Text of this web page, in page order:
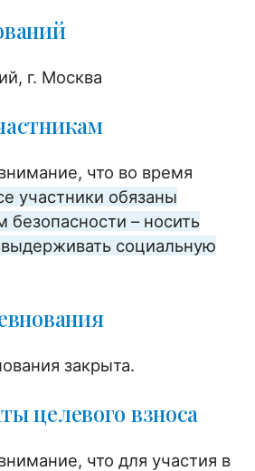
г. Москва
что во время
участники обязаны
– носить
социальную
закрыта.
целевого взноса
что для участия в